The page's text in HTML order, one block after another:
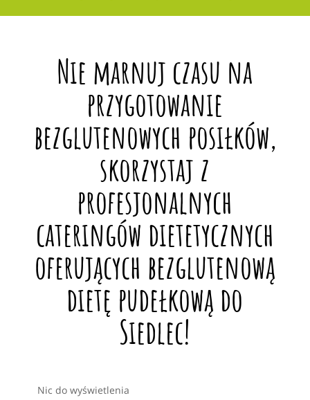
Nie marnuj czasu na
przygotowanie
bezglutenowych posiłków,
skorzystaj z
profesjonalnych
cateringów dietetycznych
oferujących bezglutenową
dietę pudełkową do
Siedlec!
Nic do wyświetlenia